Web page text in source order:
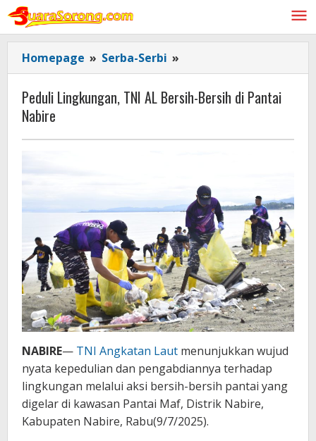
Lewati
konten
Homepage » Serba-Serbi »
Lingkungan,
TNI
AL Bersih-
di
Peduli Lingkungan, TNI AL Bersih-Bersih di Pantai
Nabire
NABIRE— TNI Angkatan Laut menunjukkan wujud
nyata kepedulian dan pengabdiannya terhadap
lingkungan melalui aksi bersih-bersih pantai yang
digelar di kawasan Pantai Maf, Distrik Nabire,
Kabupaten Nabire, Rabu(9/7/2025).